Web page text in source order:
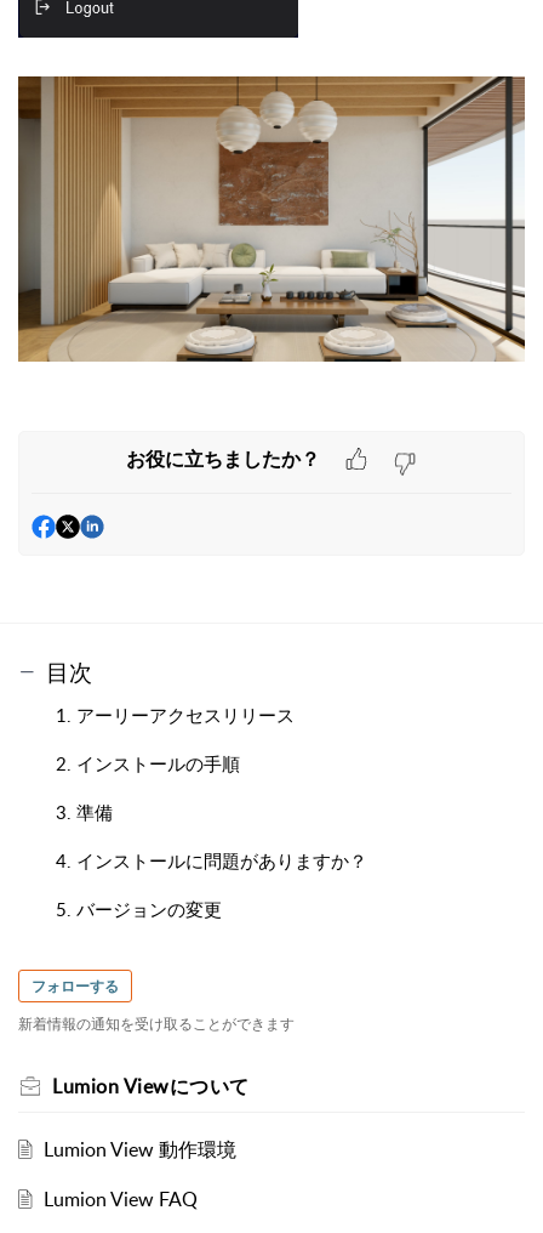
お役に立ちましたか？
目次
1. アーリーアクセスリリース
2. インストールの手順
3. 準備
4. インストールに問題がありますか？
5. バージョンの変更
フォローする
新着情報の通知を受け取ることができます
Lumion Viewについて
Lumion View 動作環境
Lumion View FAQ